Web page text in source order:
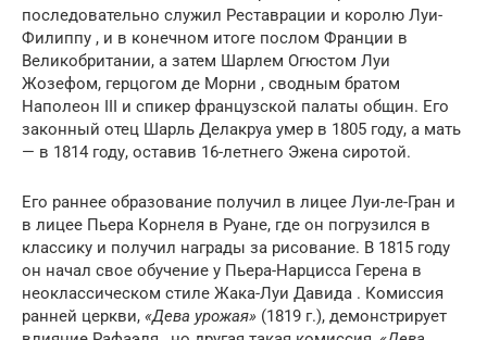
последовательно служил Реставрации и королю Луи-
Филиппу , и в конечном итоге послом Франции в
Великобритании, а затем Шарлем Огюстом Луи
Жозефом, герцогом де Морни , сводным братом
Наполеон III и спикер французской палаты общин. Его
законный отец Шарль Делакруа умер в 1805 году, а мать
— в 1814 году, оставив 16-летнего Эжена сиротой.
Его раннее образование получил в лицее Луи-ле-Гран и
в лицее Пьера Корнеля в Руане, где он погрузился в
классику и получил награды за рисование. В 1815 году
он начал свое обучение у Пьера-Нарцисса Герена в
неоклассическом стиле Жака-Луи Давида . Комиссия
ранней церкви, «Дева урожая» (1819 г.), демонстрирует